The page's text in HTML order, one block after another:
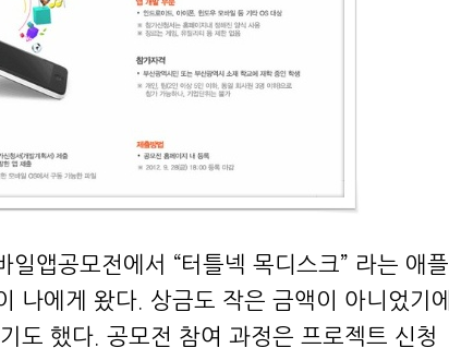
앱공모전에서 “터틀넥 목디스크” 라는 애플
나에게 왔다. 상금도 작은 금액이 아니었기에
도 했다. 공모전 참여 과정은 프로젝트 신청